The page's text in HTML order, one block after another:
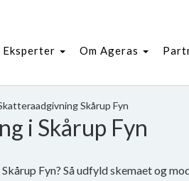
Eksperter Om Ageras
Skårup Fyn
i Skårup Fyn
Fyn? Så udfyld skemaet og